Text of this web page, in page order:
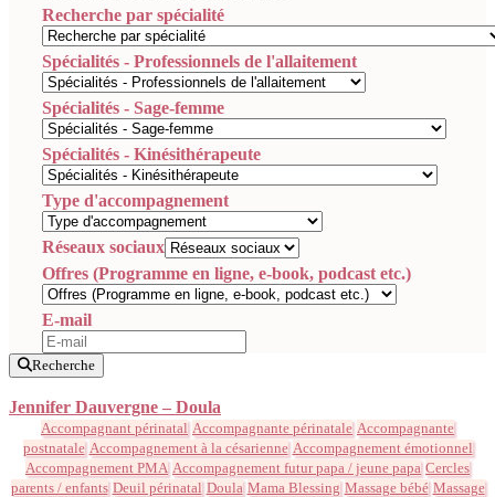
Recherche par spécialité
Spécialités - Professionnels de l'allaitement
Spécialités - Sage-femme
Spécialités - Kinésithérapeute
Type d'accompagnement
Réseaux sociaux
Offres (Programme en ligne, e-book, podcast etc.)
E-mail
Recherche
Jennifer Dauvergne – Doula
Accompagnant périnatal Accompagnante périnatale Accompagnante
postnatale Accompagnement à la césarienne Accompagnement émotionnel
Accompagnement PMA Accompagnement futur papa / jeune papa Cercles
parents / enfants Deuil périnatal Doula Mama Blessing Massage bébé Massage